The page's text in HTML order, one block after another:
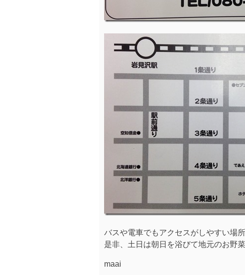
バスや電車でもアクセスがしやすい場
是非、土日は朝日を浴びて地元のお野
maai